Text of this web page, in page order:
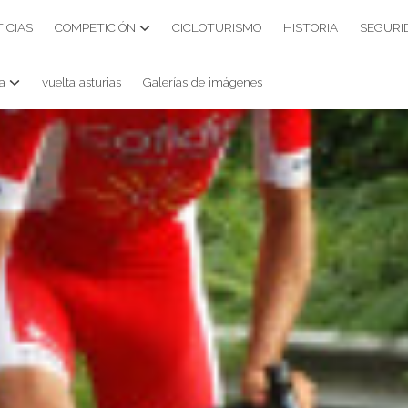
COMPETICIÓN CICLOTURISMO HISTORIA
vuelta asturias Galerías de imágenes